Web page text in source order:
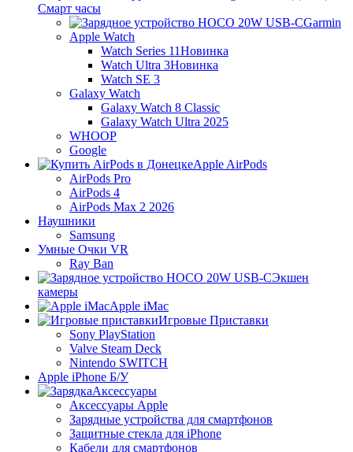
Смарт часы
Garmin
Apple Watch
Watch Series 11Новинка
Watch Ultra 3Новинка
Watch SE 3
Galaxy Watch
Galaxy Watch 8 Classic
Galaxy Watch Ultra 2025
WHOOP
Google
Apple AirPods
AirPods Pro
AirPods 4
AirPods Max 2 2026
Наушники
Samsung
Умные Очки VR
Ray Ban
Экшен
камеры
Apple iMac
Игровые Приставки
Sony PlayStation
Valve Steam Deck
Nintendo SWITCH
Apple iPhone Б/У
Аксессуары
Аксессуары Apple
Зарядные устройства для смартфонов
Защитные стекла для iPhone
Кабели для смартфонов